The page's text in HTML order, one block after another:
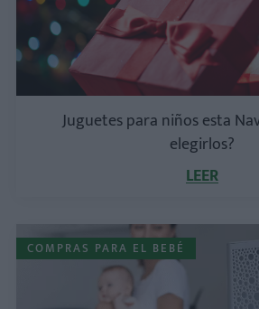
Juguetes para niños esta
elegirlos?
LEER
COMPRAS PARA EL BEBÉ